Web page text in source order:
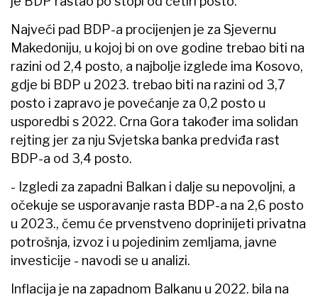
Najveći pad BDP-a procijenjen je za Sjevernu
Makedoniju, u kojoj bi on ove godine trebao biti na
razini od 2,4 posto, a najbolje izglede ima Kosovo,
gdje bi BDP u 2023. trebao biti na razini od 3,7
posto i zapravo je povećanje za 0,2 posto u
usporedbi s 2022. Crna Gora također ima solidan
rejting jer za nju Svjetska banka predviđa rast
BDP-a od 3,4 posto.
- Izgledi za zapadni Balkan i dalje su nepovoljni, a
očekuje se usporavanje rasta BDP-a na 2,6 posto
u 2023., čemu će prvenstveno doprinijeti privatna
potrošnja, izvoz i u pojedinim zemljama, javne
investicije - navodi se u analizi.
Inflacija je na zapadnom Balkanu u 2022. bila na